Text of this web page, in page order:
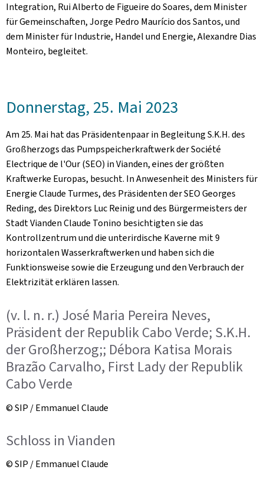
Integration, Rui Alberto de Figueire do Soares, dem Minister
für Gemeinschaften, Jorge Pedro Maurício dos Santos, und
dem Minister für Industrie, Handel und Energie, Alexandre Dias
Monteiro, begleitet.
Donnerstag, 25. Mai 2023
Am 25. Mai hat das Präsidentenpaar in Begleitung S.K.H. des
Großherzogs das Pumpspeicherkraftwerk der Société
Electrique de l'Our (SEO) in Vianden, eines der größten
Kraftwerke Europas, besucht. In Anwesenheit des Ministers für
Energie Claude Turmes, des Präsidenten der SEO Georges
Reding, des Direktors Luc Reinig und des Bürgermeisters der
Stadt Vianden Claude Tonino besichtigten sie das
Kontrollzentrum und die unterirdische Kaverne mit 9
horizontalen Wasserkraftwerken und haben sich die
Funktionsweise sowie die Erzeugung und den Verbrauch der
Elektrizität erklären lassen.
(v. l. n. r.) José Maria Pereira Neves,
Präsident der Republik Cabo Verde; S.K.H.
der Großherzog;; Débora Katisa Morais
Brazão Carvalho, First Lady der Republik
Cabo Verde
© SIP / Emmanuel Claude
Schloss in Vianden
© SIP / Emmanuel Claude